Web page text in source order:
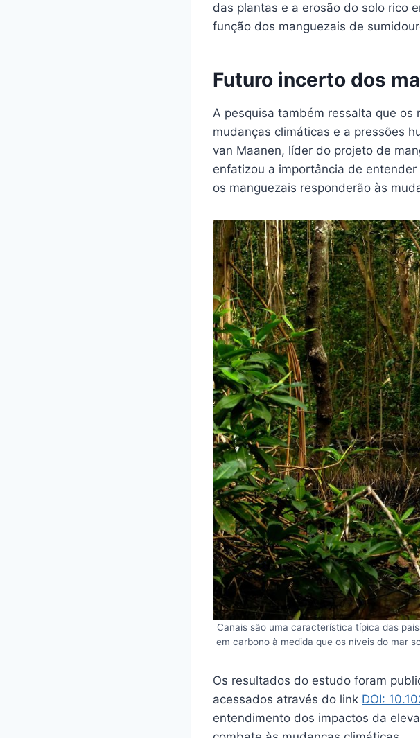
das plantas e a erosão do solo rico
função dos manguezais de
Futuro incerto dos
A pesquisa também ressalta que
mudanças climáticas e a pressões
van Maanen, líder do projeto de
enfatizou a importância de
os manguezais responderão às
Canais são uma característica típica das
em carbono à medida que os níveis do mar
Os resultados do estudo foram
acessados através do link DOI:
entendimento dos impactos da